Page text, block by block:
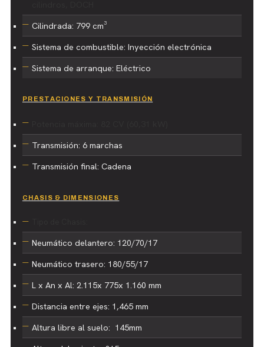
Cilindrada: 799 cm³
Sistema de combustible: Inyección electrónica
Sistema de arranque: Eléctrico
PRESTACIONES Y TRANSMISIÓN
Transmisión: 6 marchas
Transmisión final: Cadena
CHASIS & DIMENSIONES
Neumático delantero: 120/70/17
Neumático trasero: 180/55/17
L x An x Al: 2.115x 775x 1.160 mm
Distancia entre ejes: 1,465 mm
Altura libre al suelo: 145mm